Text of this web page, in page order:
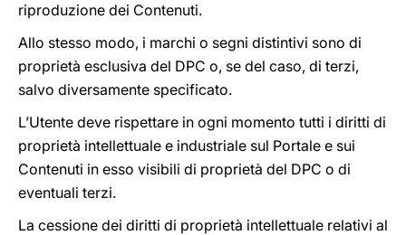
riproduzione dei Contenuti.
Allo stesso modo, i marchi o segni distintivi sono di
proprietà esclusiva del DPC o, se del caso, di terzi,
salvo diversamente specificato.
L’Utente deve rispettare in ogni momento tutti i diritti di
proprietà intellettuale e industriale sul Portale e sui
Contenuti in esso visibili di proprietà del DPC o di
eventuali terzi.
La cessione dei diritti di proprietà intellettuale relativi al